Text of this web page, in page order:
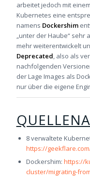
arbeitet jedoch mit
Kubernetes eine
namens Dockershim
„unter der Haube“ sehr
mehr weiterentwickelt
Deprecated, also als
nachfolgenden
der Lage Images als
nur über die eigene
8 verwaltete
https://
Dockershim: https://
cluster/migrating-